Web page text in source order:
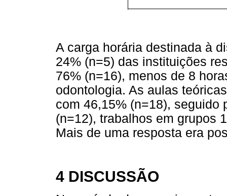
A carga horária destinada à
24% (n=5) das instituições
76% (n=16), menos de 8
odontologia. As aulas
com 46,15% (n=18), seguido
(n=12), trabalhos em grupos
Mais de uma resposta era
4 DISCUSSÃO